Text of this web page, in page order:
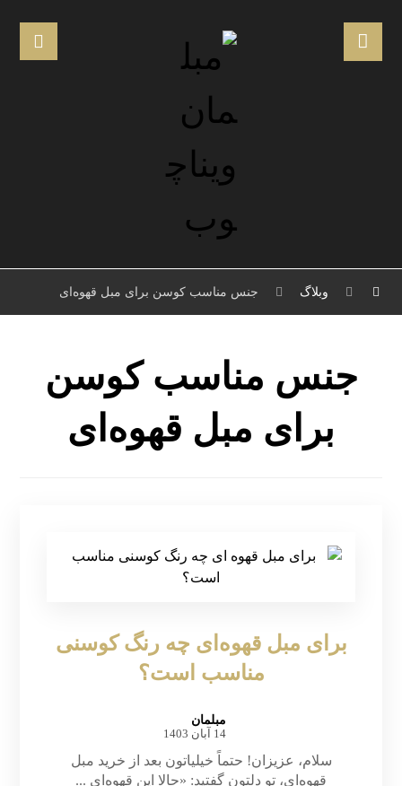
وبلاگ جنس مناسب کوسن برای مبل قهوه‌ای
جنس مناسب کوسن
برای مبل قهوه‌ای
برای مبل قهوه‌ای چه رنگ کوسنی
مناسب است؟
مبلمان
14 آبان 1403
سلام، عزیزان! حتماً خیلیاتون بعد از خرید مبل
قهوه‌ای، تو دلتون گفتید: «حالا این قهوه‌ای ...